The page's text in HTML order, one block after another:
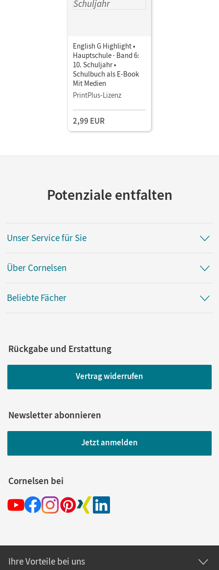
English G Highlight •
Hauptschule · Band 6:
10. Schuljahr •
Schulbuch als E-Book
Mit Medien
PrintPlus-Lizenz
2,99 EUR
Potenziale entfalten
Unser Service für Sie
Über Cornelsen
Beliebte Fächer
Rückgabe und Erstattung
Vertrag widerrufen
Newsletter abonnieren
Jetzt anmelden
Cornelsen bei
Ihre Vorteile bei uns